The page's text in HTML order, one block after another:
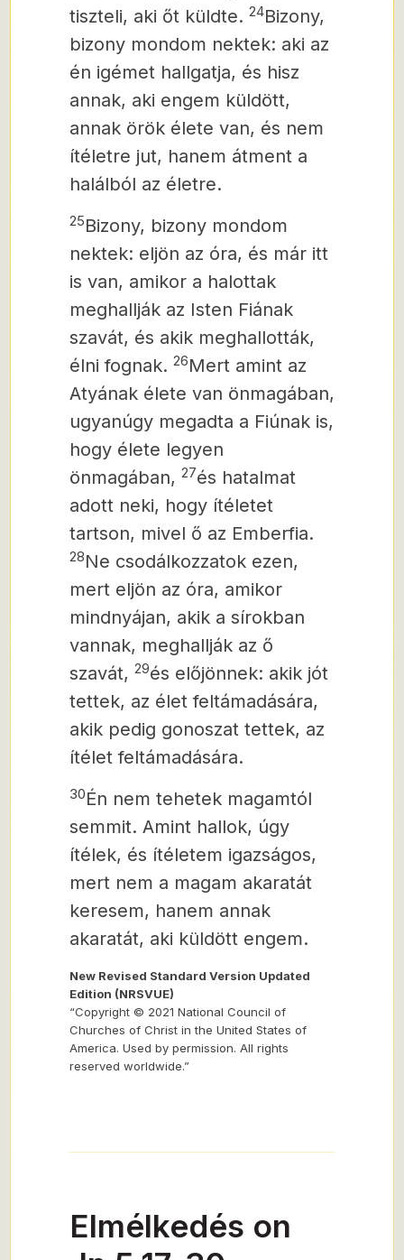
tiszteli, aki őt küldte. 24Bizony,
bizony mondom nektek: aki az
én igémet hallgatja, és hisz
annak, aki engem küldött,
annak örök élete van, és nem
ítéletre jut, hanem átment a
halálból az életre.
25Bizony, bizony mondom
nektek: eljön az óra, és már itt
is van, amikor a halottak
meghallják az Isten Fiának
szavát, és akik meghallották,
élni fognak. 26Mert amint az
Atyának élete van önmagában,
ugyanúgy megadta a Fiúnak is,
hogy élete legyen
önmagában, 27és hatalmat
adott neki, hogy ítéletet
tartson, mivel ő az Emberfia.
28Ne csodálkozzatok ezen,
mert eljön az óra, amikor
mindnyájan, akik a sírokban
vannak, meghallják az ő
szavát, 29és előjönnek: akik jót
tettek, az élet feltámadására,
akik pedig gonoszat tettek, az
ítélet feltámadására.
30Én nem tehetek magamtól
semmit. Amint hallok, úgy
ítélek, és ítéletem igazságos,
mert nem a magam akaratát
keresem, hanem annak
akaratát, aki küldött engem.
New Revised Standard Version Updated
Edition (NRSVUE)
“Copyright © 2021 National Council of
Churches of Christ in the United States of
America. Used by permission. All rights
reserved worldwide.”
Elmélkedés on